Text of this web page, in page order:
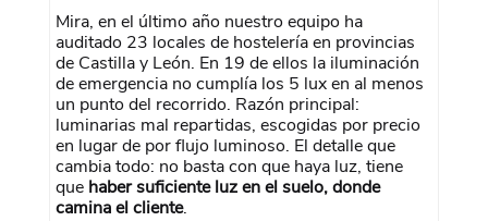
Mira, en el último año nuestro equipo ha
auditado 23 locales de hostelería en provincias
de Castilla y León. En 19 de ellos la iluminación
de emergencia no cumplía los 5 lux en al menos
un punto del recorrido. Razón principal:
luminarias mal repartidas, escogidas por precio
en lugar de por flujo luminoso. El detalle que
cambia todo: no basta con que haya luz, tiene
que haber suficiente luz en el suelo, donde
camina el cliente.